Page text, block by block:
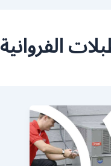
الفروانية